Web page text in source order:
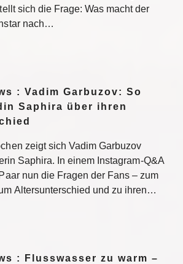
sich die Frage: Was macht der
nach…
: Vadim Garbuzov: So
Saphira über ihren
zeigt sich Vadim Garbuzov
Saphira. In einem Instagram-Q&A
nun die Fragen der Fans – zum
Altersunterschied und zu ihren…
: Flusswasser zu warm –